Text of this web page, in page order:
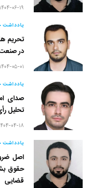
۱۴۰۴-۰۶-۱۹ -
تحریم
در
۱۴۰۴-۰۵-۰۱ -
یادداشت
صدای
تحلیل
۱۴۰۴-۰۴-
اصل
حقوق
قضایی